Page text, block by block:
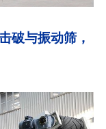
破与振动筛，